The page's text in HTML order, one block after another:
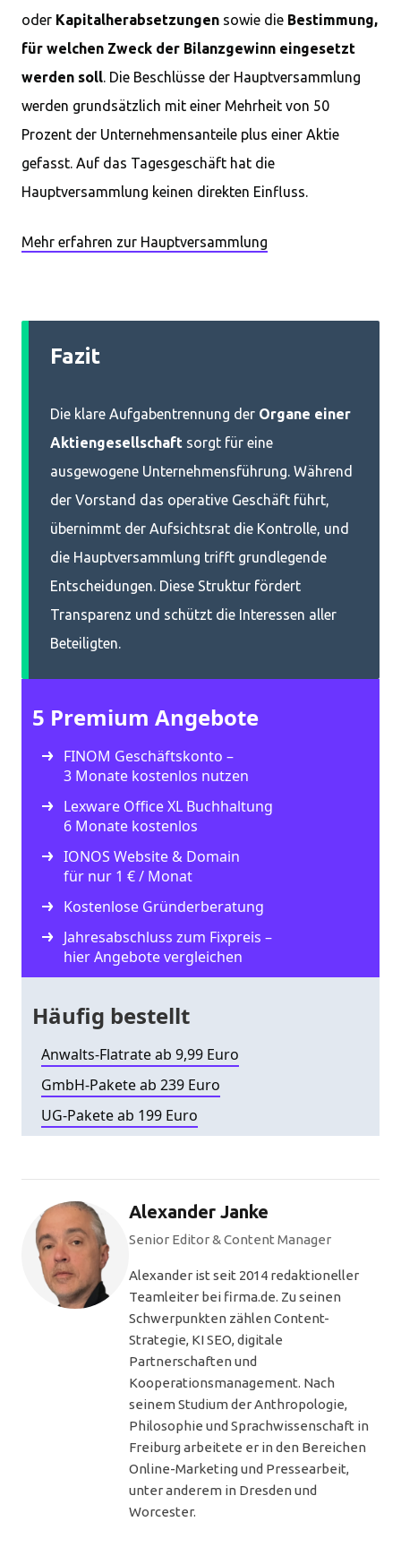
oder Kapitalherabsetzungen sowie die Bestimmung,
für welchen Zweck der Bilanzgewinn eingesetzt
werden soll. Die Beschlüsse der Hauptversammlung
werden grundsätzlich mit einer Mehrheit von 50
Prozent der Unternehmensanteile plus einer Aktie
gefasst. Auf das Tagesgeschäft hat die
Hauptversammlung keinen direkten Einfluss.
Mehr erfahren zur Hauptversammlung
Fazit
Die klare Aufgabentrennung der Organe einer
Aktiengesellschaft sorgt für eine
ausgewogene Unternehmensführung. Während
der Vorstand das operative Geschäft führt,
übernimmt der Aufsichtsrat die Kontrolle, und
die Hauptversammlung trifft grundlegende
Entscheidungen. Diese Struktur fördert
Transparenz und schützt die Interessen aller
Beteiligten.
5 Premium Angebote
FINOM Geschäftskonto –
3 Monate kostenlos nutzen
Lexware Office XL Buchhaltung
6 Monate kostenlos
IONOS Website & Domain
für nur 1 € / Monat
Kostenlose Gründerberatung
Jahresabschluss zum Fixpreis –
hier Angebote vergleichen
Häufig bestellt
Anwalts-Flatrate ab 9,99 Euro
GmbH-Pakete ab 239 Euro
UG-Pakete ab 199 Euro
Alexander Janke
Senior Editor & Content Manager
Alexander ist seit 2014 redaktioneller
Teamleiter bei firma.de. Zu seinen
Schwerpunkten zählen Content-
Strategie, KI SEO, digitale
Partnerschaften und
Kooperationsmanagement. Nach
seinem Studium der Anthropologie,
Philosophie und Sprachwissenschaft in
Freiburg arbeitete er in den Bereichen
Online-Marketing und Pressearbeit,
unter anderem in Dresden und
Worcester.